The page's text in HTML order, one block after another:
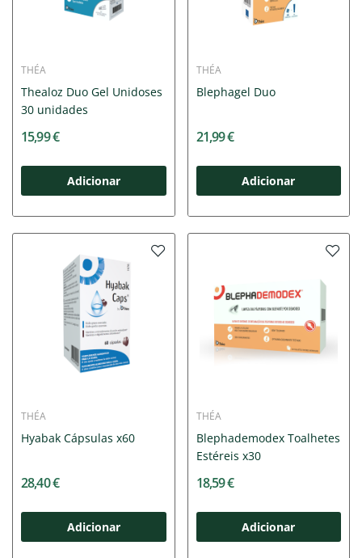
THÉA
Thealoz Duo Gel Unidoses
30 unidades
15,99 €
Adicionar
THÉA
Blephagel Duo
21,99 €
Adicionar
THÉA
Hyabak Cápsulas x60
28,40 €
Adicionar
THÉA
Blephademodex Toalhetes
Estéreis x30
18,59 €
Adicionar